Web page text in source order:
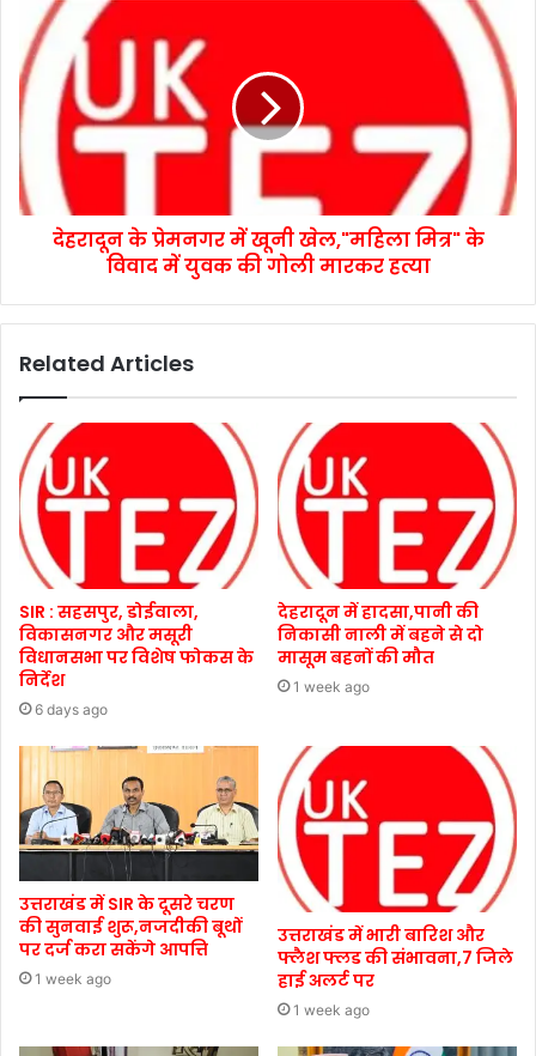
देहरादून के प्रेमनगर में खूनी खेल,"महिला मित्र" के
विवाद में युवक की गोली मारकर हत्या
Related Articles
SIR : सहसपुर, डोईवाला,
विकासनगर और मसूरी
विधानसभा पर विशेष फोकस के
निर्देश
6 days ago
देहरादून में हादसा,पानी की
निकासी नाली में बहने से दो
मासूम बहनों की मौत
1 week ago
उत्तराखंड में SIR के दूसरे चरण
की सुनवाई शुरू,नजदीकी बूथों
पर दर्ज करा सकेंगे आपत्ति
1 week ago
उत्तराखंड में भारी बारिश और
फ्लैश फ्लड की संभावना,7 जिले
हाई अलर्ट पर
1 week ago